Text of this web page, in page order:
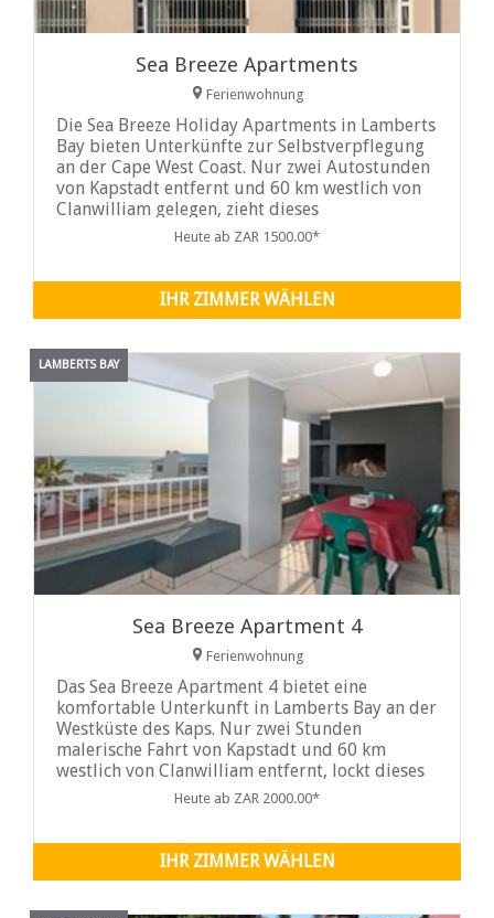
Sea Breeze Apartments
Ferienwohnung
Die Sea Breeze Holiday Apartments in Lamberts
Bay bieten Unterkünfte zur Selbstverpflegung
an der Cape West Coast. Nur zwei Autostunden
von Kapstadt entfernt und 60 km westlich von
Clanwilliam gelegen, zieht dieses
Meeresfrüchte-Mekka im Herzen des
Heute ab ZAR 1500.00*
IHR ZIMMER WÄHLEN
LAMBERTS BAY
Sea Breeze Apartment 4
Ferienwohnung
Das Sea Breeze Apartment 4 bietet eine
komfortable Unterkunft in Lamberts Bay an der
Westküste des Kaps. Nur zwei Stunden
malerische Fahrt von Kapstadt und 60 km
westlich von Clanwilliam entfernt, lockt dieses
Meeresfrüchte-Mekka im Herzen des
Sea Breeze Apartment 4 ist eine
Selbstversorger-Ferienwohnung in Lamberts
Heute ab ZAR 2000.00*
IHR ZIMMER WÄHLEN